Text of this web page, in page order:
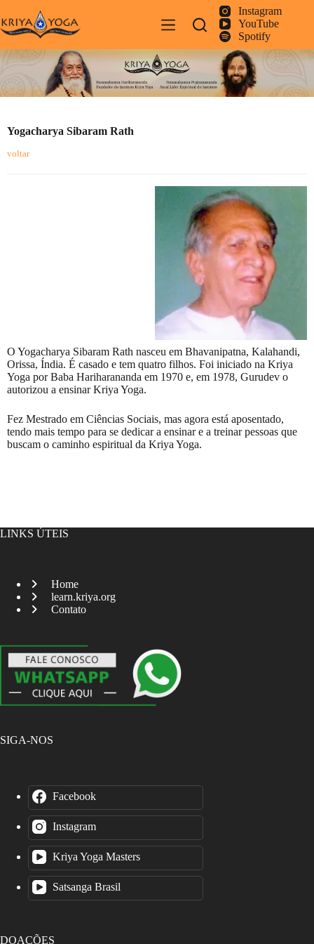
para
o
Instagram
YouTube
Spotify
Yogacharya Sibaram Rath
voltar
O Yogacharya Sibaram Rath nasceu em Bhavanipatna, Kalahandi,
Orissa, Índia. É casado e tem quatro filhos. Foi iniciado na Kriya
Yoga por Baba Hariharananda em 1970 e, em 1978, Gurudev o
autorizou a ensinar Kriya Yoga.
Fez Mestrado em Ciências Sociais, mas agora está aposentado,
tendo mais tempo para se dedicar a ensinar e a treinar pessoas que
buscam o caminho espiritual da Kriya Yoga.
LINKS ÚTEIS
Home
learn.kriya.org
Contato
SIGA-NOS
Facebook
Instagram
Kriya Yoga Masters
Satsanga Brasil
DOAÇÕES